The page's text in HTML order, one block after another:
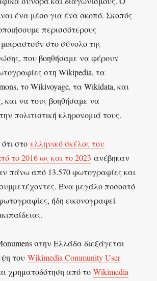
ένα μέσο για ένα σκοπό. Σκοπός
περισσότερους
στο σύνολο της
που βοηθήσαμε να φέρουν
στη Wikipedia, τα
το Wikivoyage, τα Wikidata, και
και να τους βοηθήσαμε να
πολιτιστική κληρονομιά τους.
ότι στοελληνικό σκέλος του
το 2016 ως και το 2023 ανέβηκαν
πάνω από 13.570 φωτογραφίες και
Ένα μεγάλο ποσοστό
ήδη εικονογραφεί
στην Ελλάδα διεξάγεται
τουWikimedia Community User
χρηματοδότηση από τοWikimedia